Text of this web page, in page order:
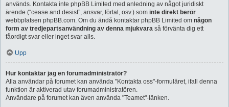
används. Kontakta inte phpBB Limited med anledning av något juridiskt
ärende (“cease and desist”, ansvar, förtal, osv.) som inte direkt berör
webbplatsen phpBB.com. Om du ändå kontaktar phpBB Limited om någon
form av tredjepartsanvändning av denna mjukvara så förvänta dig ett
fåordigt svar eller inget svar alls.
Upp
Hur kontaktar jag en forumadministratör?
Alla användar på forumet kan använda "Kontakta oss"-formuläret, ifall denna
funktion är aktiverad utav forumadministratören.
Användare på forumet kan även använda "Teamet"-länken.